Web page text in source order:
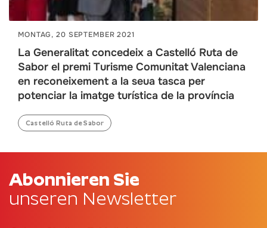
MONTAG, 20 SEPTEMBER 2021
La Generalitat concedeix a Castelló Ruta de
Sabor el premi Turisme Comunitat Valenciana
en reconeixement a la seua tasca per
potenciar la imatge turística de la província
Castelló Ruta de Sabor
Abonnieren Sie
unseren Newsletter